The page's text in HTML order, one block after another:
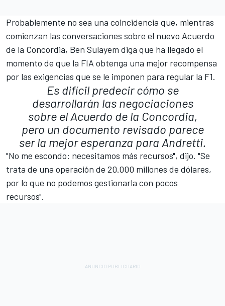
Probablemente no sea una coincidencia que, mientras
comienzan las conversaciones sobre el nuevo Acuerdo
de la Concordia, Ben Sulayem diga que ha llegado el
momento de que la FIA obtenga una mejor recompensa
por las exigencias que se le imponen para regular la F1.
Es difícil predecir cómo se
desarrollarán las negociaciones
sobre el Acuerdo de la Concordia,
pero un documento revisado parece
ser la mejor esperanza para Andretti.
"No me escondo: necesitamos más recursos", dijo. "Se
trata de una operación de 20.000 millones de dólares,
por lo que no podemos gestionarla con pocos
recursos".